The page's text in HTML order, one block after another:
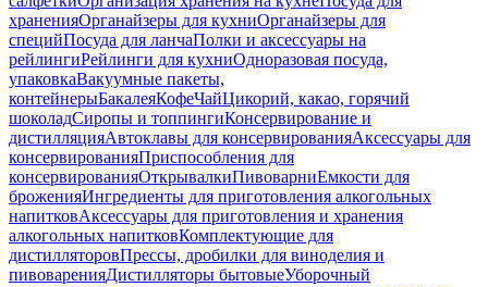
храненияОрганайзеры для кухниОрганайзеры для
специйПосуда для ланчаПолки и аксессуары на
рейлингиРейлинги для кухниОдноразовая посуда,
упаковкаВакуумные пакеты,
контейнерыБакалеяКофеЧайЦикорий, какао, горячий
шоколадСиропы и топпингиКонсервирование и
дистилляцияАвтоклавы для консервированияАксессуары для
консервированияПриспособления для
консервированияОткрывалкиПивоварниЕмкости для
броженияИнгредиенты для приготовления алкогольных
напитковАксессуары для приготовления и хранения
алкогольных напитковКомплектующие для
дистилляторовПрессы, дробилки для виноделия и
пивоваренияДистилляторы бытовыеУборочный